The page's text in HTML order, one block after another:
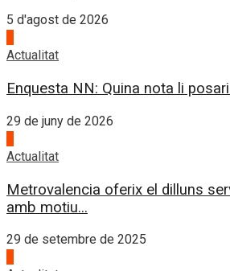
5 d'agost de 2026
Actualitat
Enquesta NN: Quina nota li
29 de juny de 2026
Actualitat
Metrovalencia oferix el dilluns
amb motiu...
29 de setembre de 2025